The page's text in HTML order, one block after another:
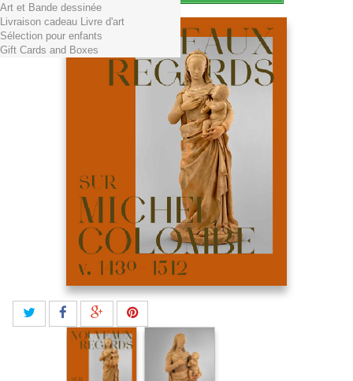
Art et Bande dessinée
Livraison cadeau Livre d'art
Sélection pour enfants
Gift Cards and Boxes